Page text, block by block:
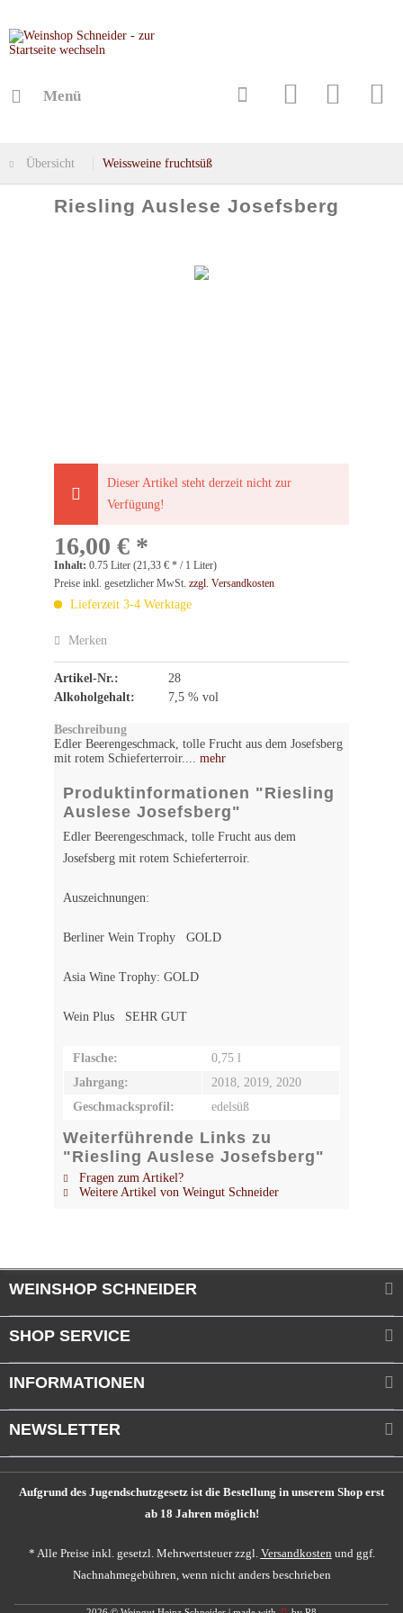
Menü
Übersicht Weissweine fruchtsüß
Riesling Auslese Josefsberg
Dieser Artikel steht derzeit nicht zur
Verfügung!
16,00 € *
Inhalt: 0.75 Liter (21,33 € * / 1 Liter)
Preise inkl. gesetzlicher MwSt. zzgl. Versandkosten
Lieferzeit 3-4 Werktage
Merken
Artikel-Nr.:
28
Alkoholgehalt:
7,5 % vol
Beschreibung
Edler Beerengeschmack, tolle Frucht aus dem Josefsberg
mit rotem Schieferterroir.... mehr
Produktinformationen "Riesling
Auslese Josefsberg"
Edler Beerengeschmack, tolle Frucht aus dem
Josefsberg mit rotem Schieferterroir.
Auszeichnungen:
Berliner Wein Trophy GOLD
Asia Wine Trophy: GOLD
Wein Plus SEHR GUT
Flasche:
0,75 l
Jahrgang:
2018, 2019, 2020
Geschmacksprofil:
edelsüß
Weiterführende Links zu
"Riesling Auslese Josefsberg"
Fragen zum Artikel?
Weitere Artikel von Weingut Schneider
WEINSHOP SCHNEIDER
SHOP SERVICE
INFORMATIONEN
NEWSLETTER
Aufgrund des Jugendschutzgesetz ist die Bestellung in unserem Shop erst
ab 18 Jahren möglich!
* Alle Preise inkl. gesetzl. Mehrwertsteuer zzgl. Versandkosten und ggf.
Nachnahmegebühren, wenn nicht anders beschrieben